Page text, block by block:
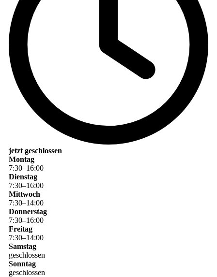
jetzt geschlossen
Montag
7:30–16:00
Dienstag
7:30–16:00
Mittwoch
7:30–14:00
Donnerstag
7:30–16:00
Freitag
7:30–14:00
Samstag
geschlossen
Sonntag
geschlossen